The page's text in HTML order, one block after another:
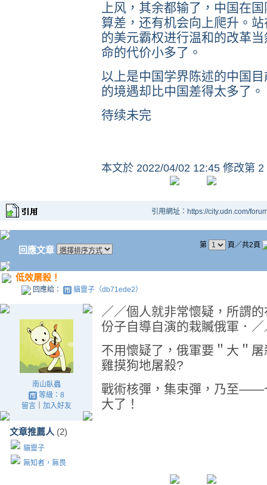
上风，其余都输了，中国在
算差，还有机会向上爬升。
的美元霸权进行温和的改革
命的代价小多了。
以上是中国学界陈述的中国
的境遇却比中国差得太多了。
待续未完
本文於 2022/04/02 12:45 修改第 2
引用網址：https://city.udn.com/
回應文章 第 頁／共2頁
低效屠殺！
回應給： 貓靈子（db71ede2）
南山臥蟲
等級：8
留言｜ 加入好友
文章推薦人 (2)
貓靈子
無知者，無畏
／／個人就非常懷疑，所謂
份子自導自演的栽贓俄軍．／
不用懷疑了，俄軍要＂大＂
雞摸狗地屠殺?
戰術核彈，集束彈，乃至——
大了！